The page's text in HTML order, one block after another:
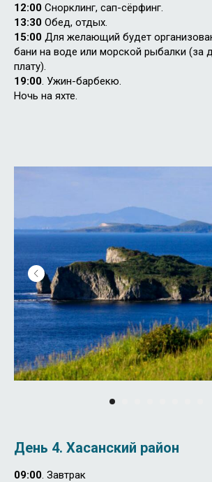
12:00 Снорклинг, сап-сёрфинг.
13:30 Обед, отдых.
15:00 Для желающий будет
бани на воде или морской рыбалки (за
плату).
19:00. Ужин-барбекю.
Ночь на яхте.
День 4. Хасанский район
09:00. Завтрак